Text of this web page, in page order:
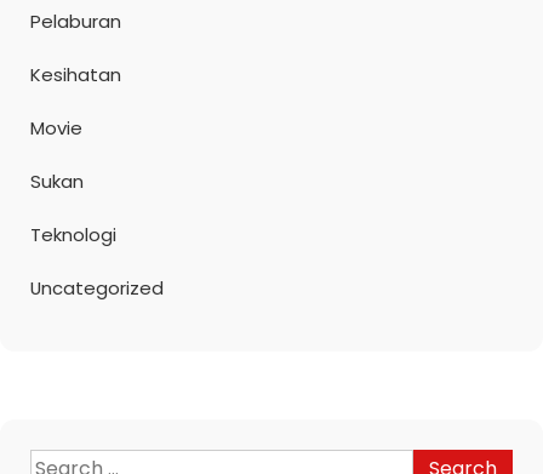
Pelaburan
Kesihatan
Movie
Sukan
Teknologi
Uncategorized